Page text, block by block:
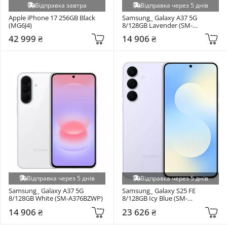
Відправка завтра
Apple iPhone 17 256GB Black
(MG6J4)
42 999 ₴
Відправка через 5 днів
Samsung_ Galaxy A37 5G
8/128GB Lavender (SM-
14 906 ₴
Відправка через 5 днів
Samsung_ Galaxy A37 5G
8/128GB White (SM-A376BZWP)
14 906 ₴
Відправка через 5 днів
Samsung_ Galaxy S25 FE
8/128GB Icy Blue (SM-
23 626 ₴